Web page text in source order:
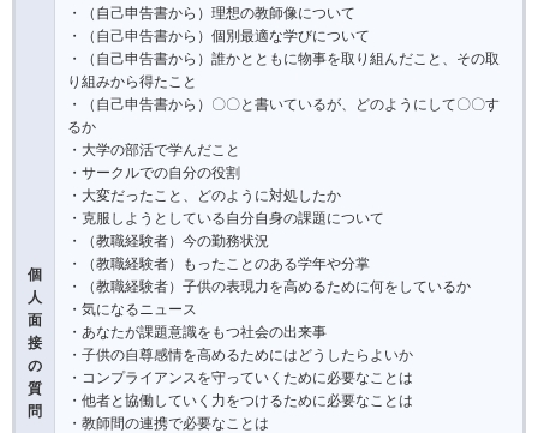
個
人
面
接
の
質
問
・（自己申告書から）理想の教師像について
・（自己申告書から）個別最適な学びについて
・（自己申告書から）誰かとともに物事を取り組んだこと、その取
り組みから得たこと
・（自己申告書から）〇〇と書いているが、どのようにして〇〇す
るか
・大学の部活で学んだこと
・サークルでの自分の役割
・大変だったこと、どのように対処したか
・克服しようとしている自分自身の課題について
・（教職経験者）今の勤務状況
・（教職経験者）もったことのある学年や分掌
・（教職経験者）子供の表現力を高めるために何をしているか
・気になるニュース
・あなたが課題意識をもつ社会の出来事
・子供の自尊感情を高めるためにはどうしたらよいか
・コンプライアンスを守っていくために必要なことは
・他者と協働していく力をつけるために必要なことは
・教師間の連携で必要なことは